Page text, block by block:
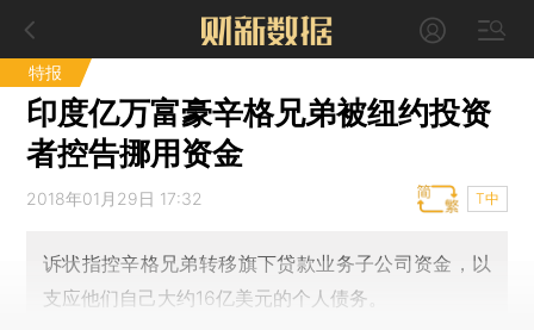
特报
印度亿万富豪辛格兄弟被纽约投资
者控告挪用资金
2018年01月29日 17:32 T中
诉状指控辛格兄弟转移旗下贷款业务子公司资金，以
支应他们自己大约16亿美元的个人债务。